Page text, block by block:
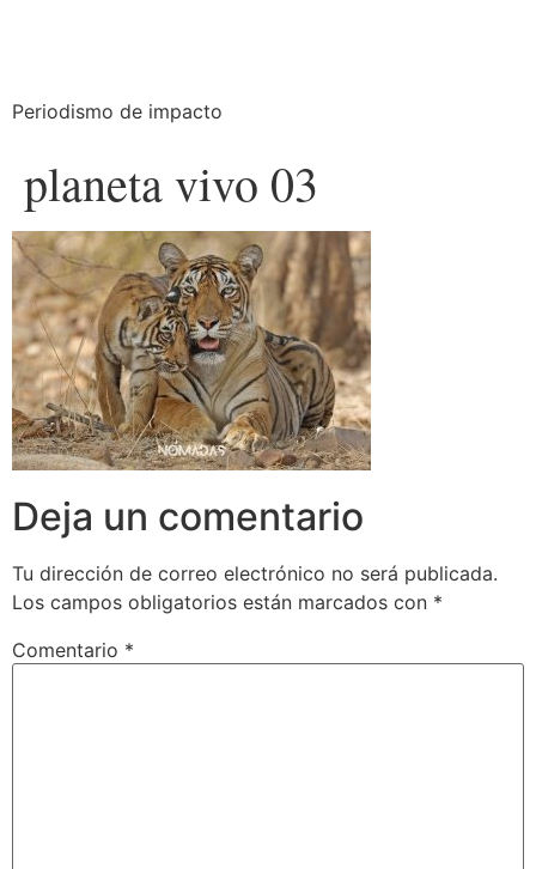
Periodismo de impacto
planeta vivo 03
Deja un comentario
Tu dirección de correo electrónico no será publicada.
Los campos obligatorios están marcados con *
Comentario *